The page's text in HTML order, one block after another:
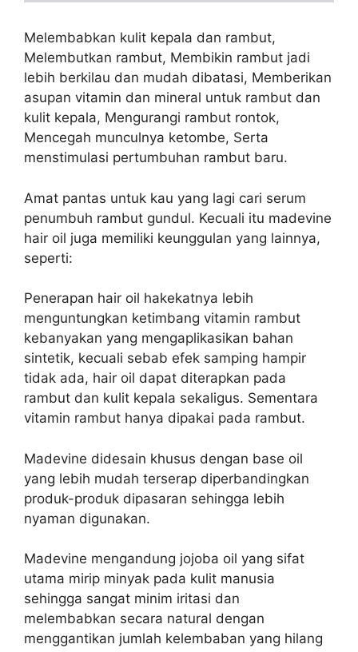
Melembabkan kulit kepala dan rambut,
Melembutkan rambut, Membikin rambut jadi
lebih berkilau dan mudah dibatasi, Memberikan
asupan vitamin dan mineral untuk rambut dan
kulit kepala, Mengurangi rambut rontok,
Mencegah munculnya ketombe, Serta
menstimulasi pertumbuhan rambut baru.
Amat pantas untuk kau yang lagi cari serum
penumbuh rambut gundul. Kecuali itu madevine
hair oil juga memiliki keunggulan yang lainnya,
seperti:
Penerapan hair oil hakekatnya lebih
menguntungkan ketimbang vitamin rambut
kebanyakan yang mengaplikasikan bahan
sintetik, kecuali sebab efek samping hampir
tidak ada, hair oil dapat diterapkan pada
rambut dan kulit kepala sekaligus. Sementara
vitamin rambut hanya dipakai pada rambut.
Madevine didesain khusus dengan base oil
yang lebih mudah terserap diperbandingkan
produk-produk dipasaran sehingga lebih
nyaman digunakan.
Madevine mengandung jojoba oil yang sifat
utama mirip minyak pada kulit manusia
sehingga sangat minim iritasi dan
melembabkan secara natural dengan
menggantikan jumlah kelembaban yang hilang